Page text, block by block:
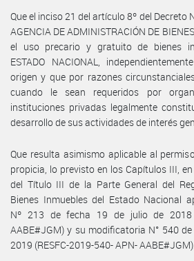
Que el inciso 21 del artículo 8º del Decreto
AGENCIA DE ADMINISTRACIÓN DE
el uso precario y gratuito de bienes
ESTADO NACIONAL,
origen y que por razones
cuando le sean requeridos por
instituciones privadas legalmente
desarrollo de sus actividades de interés
Que resulta asimismo aplicable al
propicia, lo previsto en los Capítulos III,
del Título III de la Parte General del
Bienes Inmuebles del Estado Nacional
Nº 213 de fecha 19 de julio de 2018
AABE#JGM) y su modificatoria N° 540
2019 (RESFC-2019-540- APN- AABE#JGM).